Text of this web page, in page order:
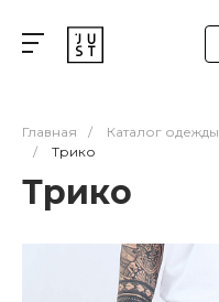
Главная / Каталог одежды
/
Трико
Трико